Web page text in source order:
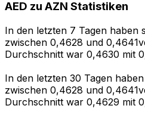
AED zu AZN Statistiken
In den letzten 7 Tagen haben
zwischen 0,4628 und
Durchschnitt war 0,4630 mit
In den letzten 30 Tagen
zwischen 0,4628 und
Durchschnitt war 0,4629 mit